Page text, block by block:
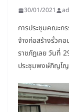
30/01/2021
การประชุมคณะก
จ้างก่อสร้างรั้วค
ราชภัฏเลย วันที่
ประชุมพงษ์ภิญโญ